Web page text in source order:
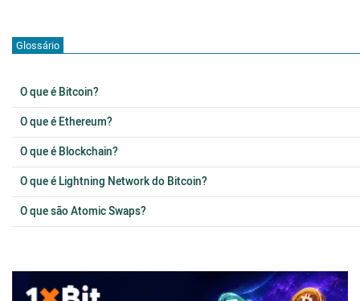
Glossário
O que é Bitcoin?
O que é Ethereum?
O que é Blockchain?
O que é Lightning Network do Bitcoin?
O que são Atomic Swaps?